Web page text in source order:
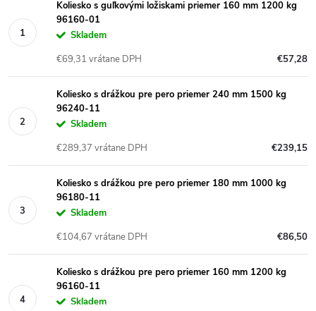
Koliesko s guľkovými ložiskami priemer 160 mm 1200 kg
96160-01
Skladem
€57,28
€69,31 vrátane DPH
Koliesko s drážkou pre pero priemer 240 mm 1500 kg
96240-11
Skladem
€239,15
€289,37 vrátane DPH
Koliesko s drážkou pre pero priemer 180 mm 1000 kg
96180-11
Skladem
€86,50
€104,67 vrátane DPH
Koliesko s drážkou pre pero priemer 160 mm 1200 kg
96160-11
Skladem